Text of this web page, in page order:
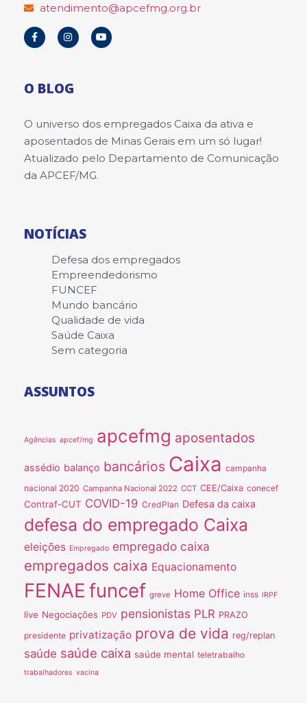
atendimento@apcefmg.org.br
O BLOG
O universo dos empregados Caixa da ativa e
aposentados de Minas Gerais em um só lugar!
Atualizado pelo Departamento de Comunicação
da APCEF/MG.
NOTÍCIAS
Defesa dos empregados
Empreendedorismo
FUNCEF
Mundo bancário
Qualidade de vida
Saúde Caixa
Sem categoria
ASSUNTOS
Agências apcef/mg apcefmg aposentados
assédio balanço bancários Caixa campanha
nacional 2020 Campanha Nacional 2022 CCT CEE/Caixa conecef
Contraf-CUT COVID-19 CredPlan Defesa da caixa
defesa do empregado Caixa
eleições Empregado empregado caixa
empregados caixa Equacionamento
FENAE funcef greve Home Office inss IRPF
live Negociações PDV pensionistas PLR PRAZO
presidente privatização prova de vida reg/replan
saúde saúde caixa saúde mental teletrabalho
trabalhadores vacina